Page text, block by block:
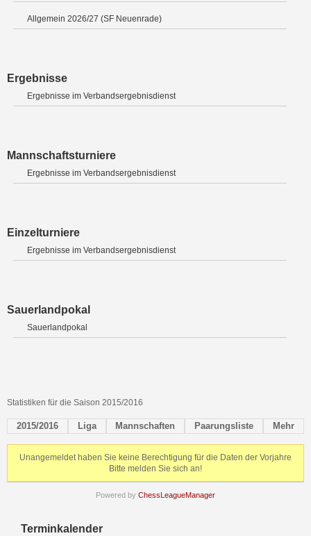
Allgemein 2026/27 (SF Neuenrade)
Ergebnisse
Ergebnisse im Verbandsergebnisdienst
Mannschaftsturniere
Ergebnisse im Verbandsergebnisdienst
Einzelturniere
Ergebnisse im Verbandsergebnisdienst
Sauerlandpokal
Sauerlandpokal
Statistiken für die Saison 2015/2016
2015/2016 Liga Mannschaften Paarungsliste Mehr
Unangemeldet haben Sie keine Berechtigung für die Daten der Vorjahre
Bitte melden Sie sich an!
Powered by ChessLeagueManager
Terminkalender